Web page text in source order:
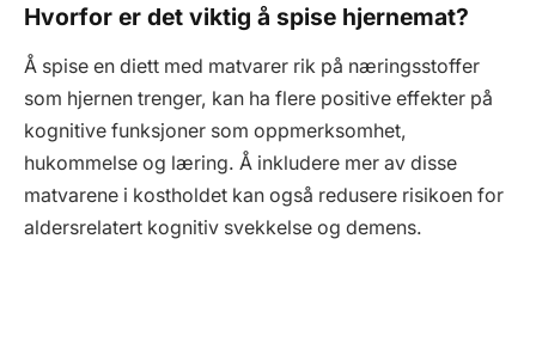
Hvorfor er det viktig å spise hjernemat?
Å spise en diett med matvarer rik på næringsstoffer
som hjernen trenger, kan ha flere positive effekter på
kognitive funksjoner som oppmerksomhet,
hukommelse og læring. Å inkludere mer av disse
matvarene i kostholdet kan også redusere risikoen for
aldersrelatert kognitiv svekkelse og demens.